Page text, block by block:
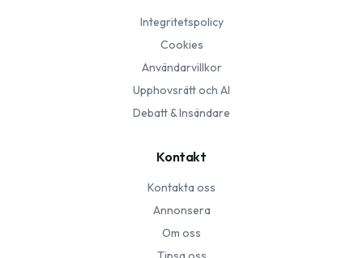
Integritetspolicy
Cookies
Användarvillkor
Upphovsrätt och AI
Debatt & Insändare
Kontakt
Kontakta oss
Annonsera
Om oss